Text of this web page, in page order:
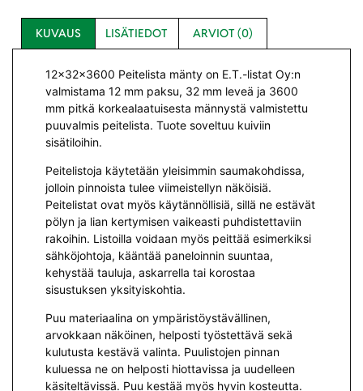
KUVAUS LISÄTIEDOT ARVIOT (0)
12x32x3600 Peitelista mänty on E.T.-listat Oy:n
valmistama 12 mm paksu, 32 mm leveä ja 3600
mm pitkä korkealaatuisesta männystä valmistettu
puuvalmis peitelista. Tuote soveltuu kuiviin
sisätiloihin.
Peitelistoja käytetään yleisimmin saumakohdissa,
jolloin pinnoista tulee viimeistellyn näköisiä.
Peitelistat ovat myös käytännöllisiä, sillä ne estävät
pölyn ja lian kertymisen vaikeasti puhdistettaviin
rakoihin. Listoilla voidaan myös peittää esimerkiksi
sähköjohtoja, kääntää paneloinnin suuntaa,
kehystää tauluja, askarrella tai korostaa
sisustuksen yksityiskohtia.
Puu materiaalina on ympäristöystävällinen,
arvokkaan näköinen, helposti työstettävä sekä
kulutusta kestävä valinta. Puulistojen pinnan
kuluessa ne on helposti hiottavissa ja uudelleen
käsiteltävissä. Puu kestää myös hyvin kosteutta.